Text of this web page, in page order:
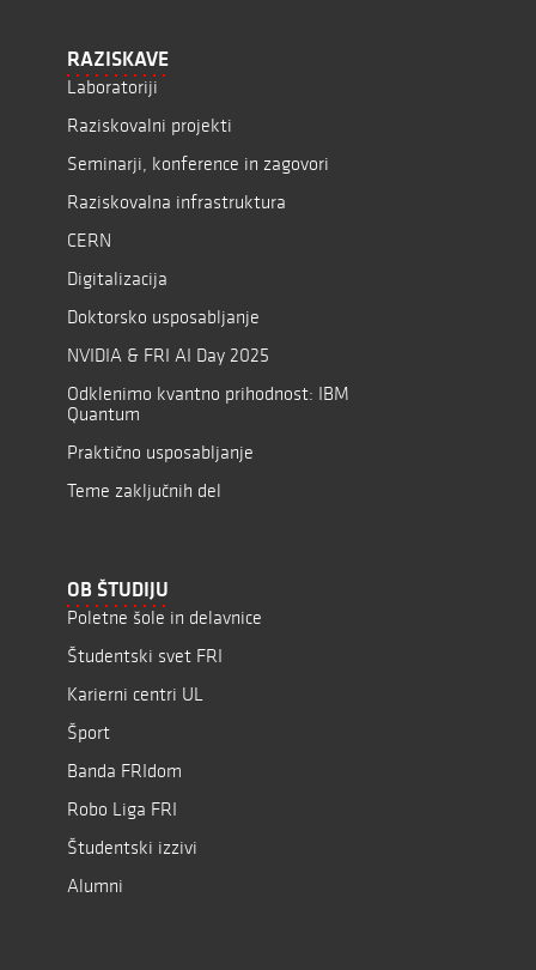
RAZISKAVE
Laboratoriji
Raziskovalni projekti
Seminarji, konference in zagovori
Raziskovalna infrastruktura
CERN
Digitalizacija
Doktorsko usposabljanje
NVIDIA & FRI AI Day 2025
Odklenimo kvantno prihodnost: IBM
Quantum
Praktično usposabljanje
Teme zaključnih del
OB ŠTUDIJU
Poletne šole in delavnice
Študentski svet FRI
Karierni centri UL
Šport
Banda FRIdom
Robo Liga FRI
Študentski izzivi
Alumni